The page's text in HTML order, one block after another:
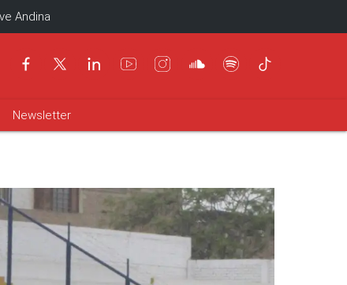
Andina
Newsletter